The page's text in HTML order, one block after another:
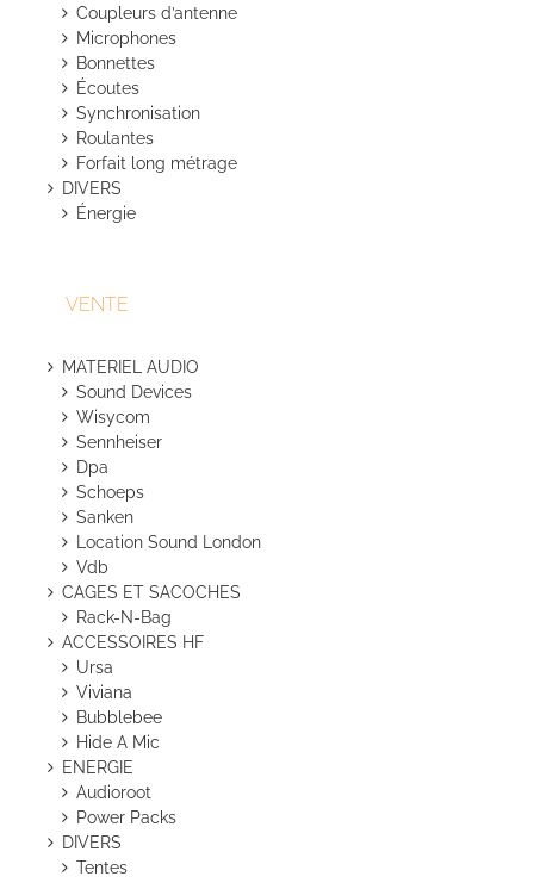
Coupleurs d’antenne
Microphones
Bonnettes
Écoutes
Synchronisation
Roulantes
Forfait long métrage
DIVERS
Énergie
VENTE
MATERIEL AUDIO
Sound Devices
Wisycom
Sennheiser
Dpa
Schoeps
Sanken
Location Sound London
Vdb
CAGES ET SACOCHES
Rack-N-Bag
ACCESSOIRES HF
Ursa
Viviana
Bubblebee
Hide A Mic
ENERGIE
Audioroot
Power Packs
DIVERS
Tentes